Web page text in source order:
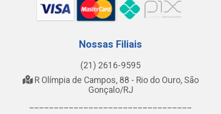
Nossas Filiais
(21) 2616-9595
R Olímpia de Campos, 88 - Rio do Ouro, São
Gonçalo/RJ